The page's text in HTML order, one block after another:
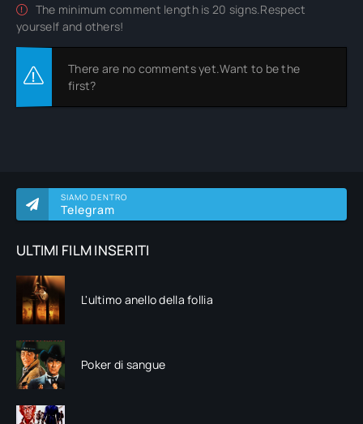
SIAMO DENTRO
Telegram
ULTIMI FILM INSERITI
L'ultimo anello della follia
Poker di sangue
The minimum comment length is 20 signs.Respect
yourself and others!
There are no comments yet.Want to be the
first?